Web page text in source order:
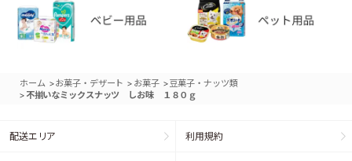
ホーム >お菓子・デザート > お菓子 >豆菓子・ナッツ類
> 不揃いなミックスナッツ しお味 １８０ｇ
配送エリア 利用規約